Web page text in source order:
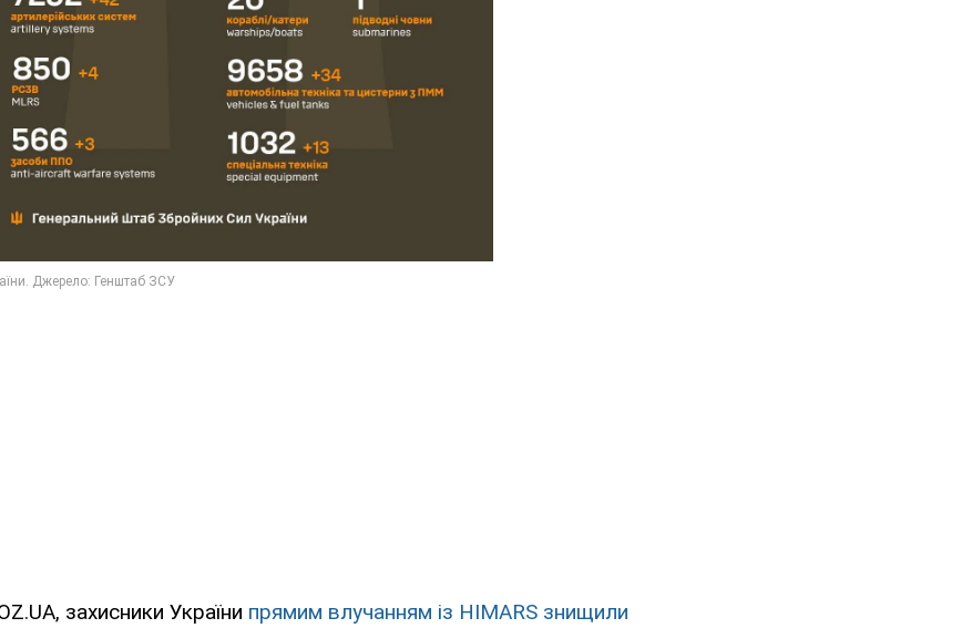
захисники України прямим влучанням із HIMARS знищили